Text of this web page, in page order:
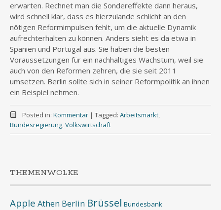
erwarten. Rechnet man die Sondereffekte dann heraus,
wird schnell klar, dass es hierzulande schlicht an den
nötigen Reformimpulsen fehlt, um die aktuelle Dynamik
aufrechterhalten zu können. Anders sieht es da etwa in
Spanien und Portugal aus. Sie haben die besten
Voraussetzungen für ein nachhaltiges Wachstum, weil sie
auch von den Reformen zehren, die sie seit 2011
umsetzen. Berlin sollte sich in seiner Reformpolitik an ihnen
ein Beispiel nehmen.
Posted in: Kommentar | Tagged: Arbeitsmarkt,
Bundesregierung,Volkswirtschaft
THEMENWOLKE
Apple Athen Berlin Brüssel Bundesbank